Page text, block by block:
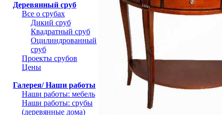
Деревянный сруб
Все о срубах
Дикий сруб
Квадратный сруб
Оцилиндрованный
сруб
Проекты срубов
Цены
Галерея/ Наши работы
Наши работы: мебель
Наши работы: срубы
(деревянные дома)